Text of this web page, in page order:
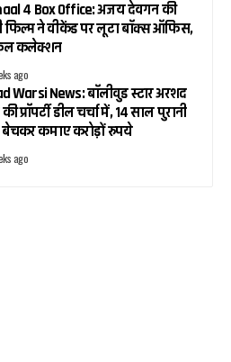
4 Box Office: अजय देवगन की
फिल्म ने वीकेंड पर लूटा बॉक्स ऑफिस,
कलेक्शन
ago
Warsi News: बॉलीवुड स्टार अरशद
प्रॉपर्टी डील चर्चा में, 14 साल पुरानी
कमाए करोड़ों रुपये
ago